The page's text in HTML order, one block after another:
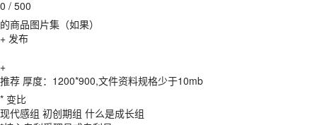
0 / 500
的商品图片集（如果）
+ 发布
+
推荐 厚度：1200*900,文件资料规格少于10mb
* 变比
现代感组 初创期组 什么是成长组